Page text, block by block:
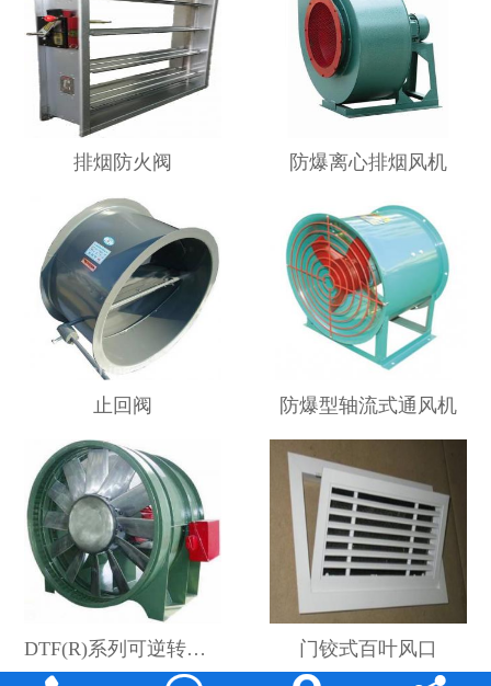
排烟防火阀 防爆离心排烟风机
止回阀 防爆型轴流式通风机
DTF(R)系列可逆转地铁、隧道轴流风机 门铰式百叶风口